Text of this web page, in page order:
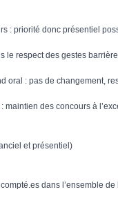
: priorité donc présentiel
le respect des gestes
oral : pas de changement,
maintien des concours à
et présentiel)
dans l’ensemble